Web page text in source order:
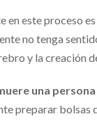
en este proceso
no tenga
y la creación
una
preparar bolsas